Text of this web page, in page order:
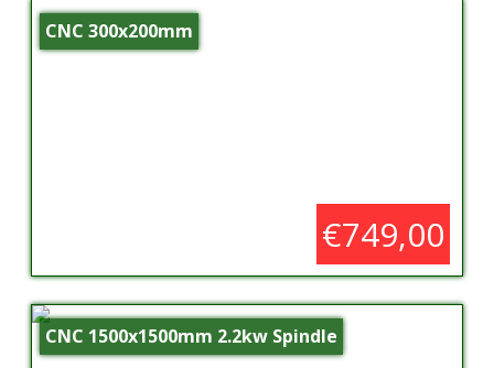
CNC 300x200mm
€749,00
CNC 1500x1500mm 2.2kw Spindle